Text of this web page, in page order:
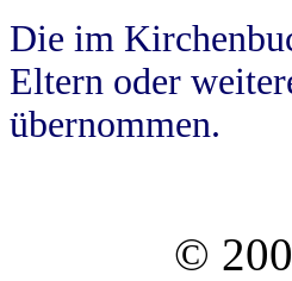
Die im
Eltern oder
übernommen.
©